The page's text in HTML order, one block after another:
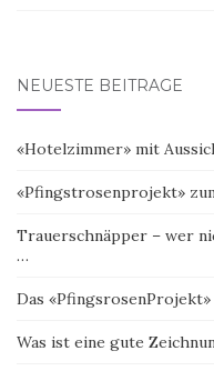
NEUESTE BEITRÄGE
«Hotelzimmer» mit
«Pfingstrosenprojekt»
Trauerschnäpper – wer
…
Das «PfingsrosenProjekt»
Was ist eine gute